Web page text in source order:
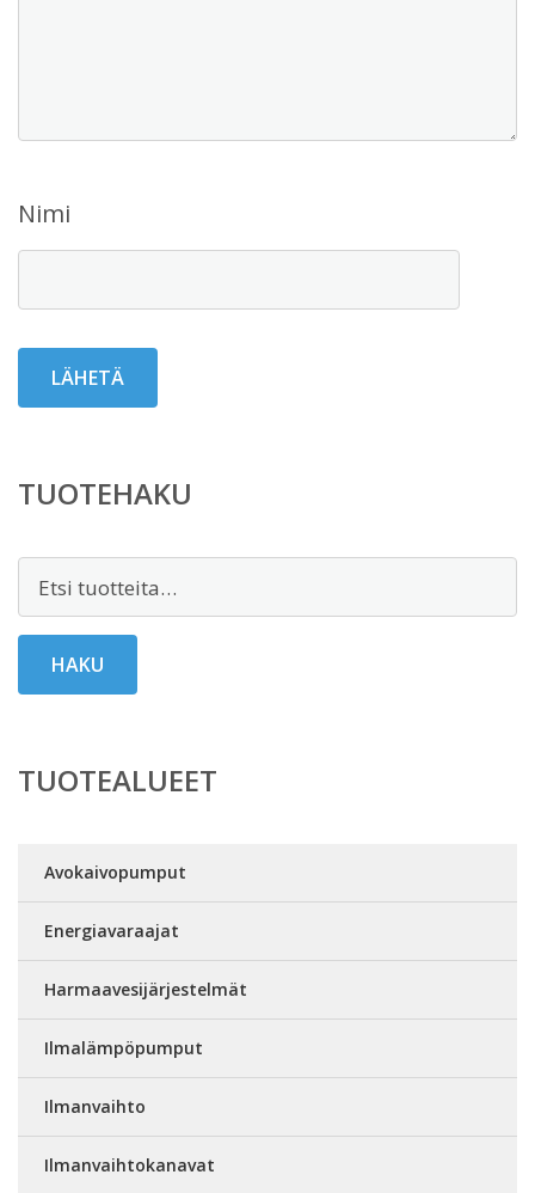
Nimi
TUOTEHAKU
HAKU
TUOTEALUEET
Avokaivopumput
Energiavaraajat
Harmaavesijärjestelmät
Ilmalämpöpumput
Ilmanvaihto
Ilmanvaihtokanavat